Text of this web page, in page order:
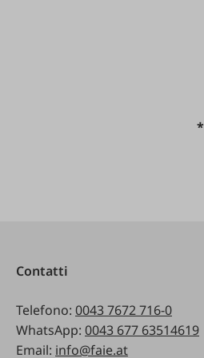
*
Contatti
Telefono: 0043 7672 716-0
WhatsApp: 0043 677 63514619
Email: info@faie.at